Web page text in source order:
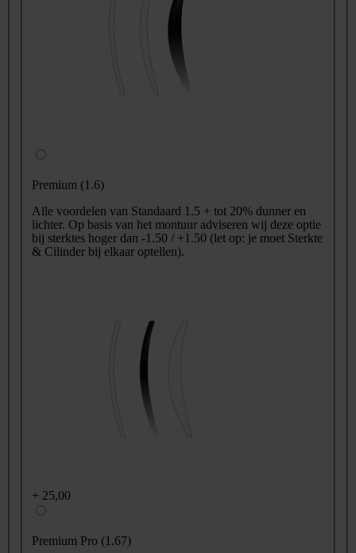
Premium (1.6)
Alle voordelen van Standaard 1.5 + tot 20% dunner en
lichter. Op basis van het montuur adviseren wij deze optie
bij sterktes hoger dan -1.50 / +1.50 (let op: je moet Sterkte
& Cilinder bij elkaar optellen).
+ 25,00
Premium Pro (1.67)